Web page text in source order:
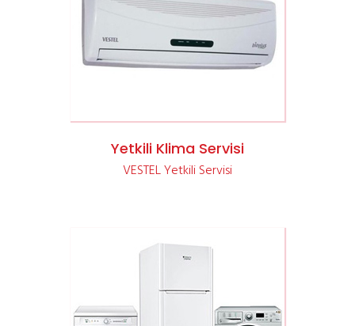
Yetkili Klima Servisi
VESTEL Yetkili Servisi